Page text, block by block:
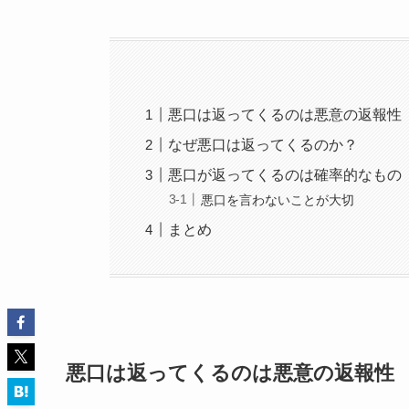
悪口は返ってくるのは悪意の返報性
なぜ悪口は返ってくるのか？
悪口が返ってくるのは確率的なもの
悪口を言わないことが大切
まとめ
悪口は返ってくるのは悪意の返報性